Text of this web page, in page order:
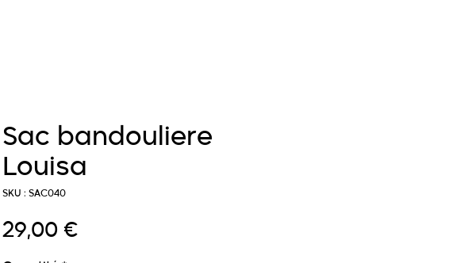
Sac bandouliere
Louisa
SKU : SAC040
29,00 €Prix